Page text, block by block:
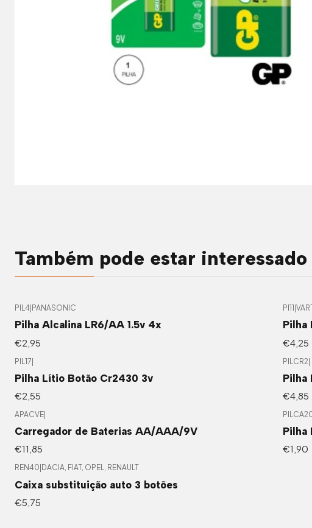
Também pode estar
PIL4 PANASONIC
Pilha Alcalina LR6/AA 1.5v 4x
€2,95
PI11
Pilha
€4,25
PIL17|
Pilha Lítio Botão Cr2430 3v
€2,55
PILCR2|
Pilha
€4,85
APACVE
Carregador de Baterias AA/AAA/9V
€11,85
Pilha
€1,90
REN40 DACIA, FIAT, OPEL, RENAULT
Caixa substituição auto 3 botões
€5,75